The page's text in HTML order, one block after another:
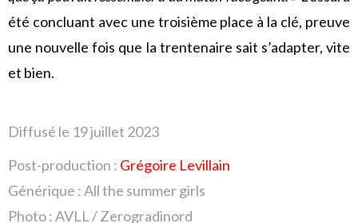
été concluant avec une troisième place à la clé, preuve
une nouvelle fois que la trentenaire sait s’adapter, vite
et bien.
Diffusé le 19 juillet 2023
Post-production : Grégoire Levillain
Générique : All the summer girls
Photo : AVLL / Zerogradinord